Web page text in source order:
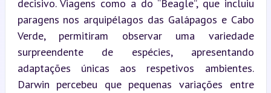
decisivo. Viagens como a do “Beagle”, que incluiu
paragens nos arquipélagos das Galápagos e Cabo
Verde, permitiram observar uma variedade
surpreendente de espécies, apresentando
adaptações únicas aos respetivos ambientes.
Darwin percebeu que pequenas variações entre